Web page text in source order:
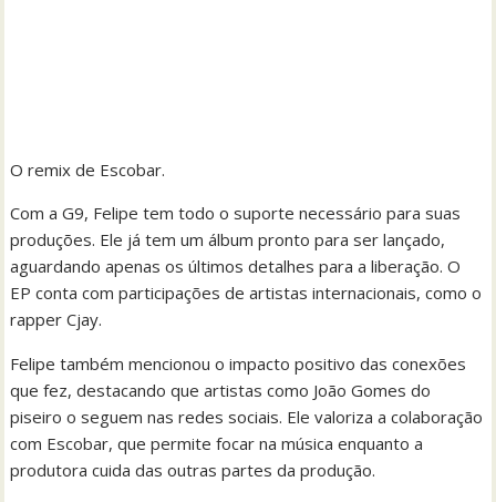
O remix de Escobar.
Com a G9, Felipe tem todo o suporte necessário para suas
produções. Ele já tem um álbum pronto para ser lançado,
aguardando apenas os últimos detalhes para a liberação. O
EP conta com participações de artistas internacionais, como o
rapper Cjay.
Felipe também mencionou o impacto positivo das conexões
que fez, destacando que artistas como João Gomes do
piseiro o seguem nas redes sociais. Ele valoriza a colaboração
com Escobar, que permite focar na música enquanto a
produtora cuida das outras partes da produção.